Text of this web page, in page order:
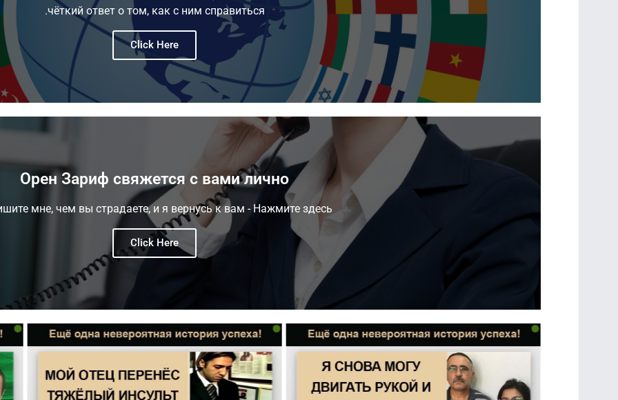
чёткий ответ о том, как с ним справиться.
Click Here
Орен Зариф свяжется с вами лично
мне, чем вы страдаете, и я вернусь к вам - Нажмите здесь
Click Here